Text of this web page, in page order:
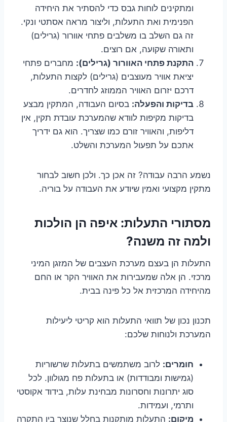
ומתקינים לוחות גבס כדי להסתיר את היחידה
הפנימית ואת התעלות, וליצור מראה אסתטי ונקי.
זה גם השלב בו משלבים פתחי אוורור (גרילים)
ותאורה שקועה, אם רוצים.
התקנת פתחי האוורור (גרילים): מחברים פתחי
יציאת אוויר מעוצבים (גרילים) לקצות התעלות,
דרכם יזרום האוויר הממוזג לחדרים.
בדיקות והפעלה: בסיום העבודה, המתקין מבצע
בדיקות מקיפות לוודא שהמערכת עובדת תקין, אין
דליפות, והאוויר זורם כמו שצריך. הוא גם ידריך
אתכם על תפעול המערכת והשלט.
נשמע הרבה עבודה? זה אכן כך. ולכן חשוב לבחור
מתקין מקצועי ואמין שיודע את העבודה על בוריה.
מסתורי התעלות: איפה הן הולכות
ולמה זה משנה?
התעלות הן בעצם מערכת העצבים של המזגן המיני
מרכזי. הן אלה שמעבירות את האוויר הקר או החם
מהיחידה המרכזית אל כל פינה בבית.
תכנון נכון של תוואי התעלות הוא קריטי ליעילות
המערכת ולנוחות שלכם:
חומרים: לרוב משתמשים בתעלות שרשוריות
(גמישות ומבודדות) או בתעלות פח מגולוון. לכל
סוג יתרונות וחסרונות מבחינת עלות, בידוד אקוסטי
ותרמי, ועמידות.
מיקום: התעלות מותקנות בחלל שנוצר בין התקרה